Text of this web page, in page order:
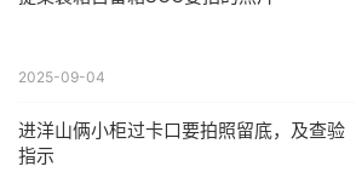
2025-09-04
进洋山俩小柜过卡口要拍照留底，及查验
指示